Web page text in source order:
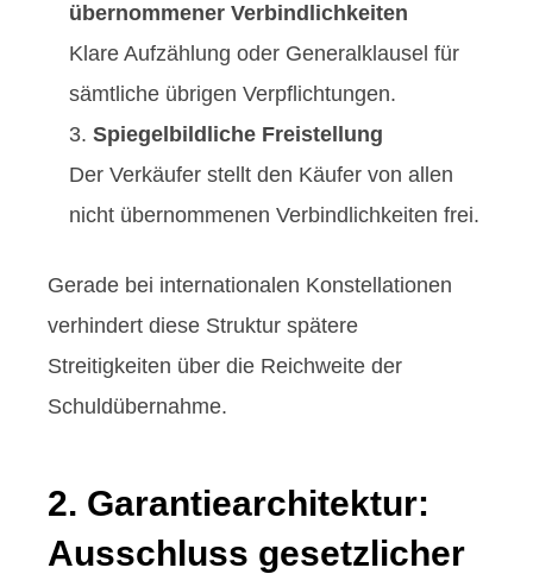
übernommener Verbindlichkeiten
Klare Aufzählung oder Generalklausel für
sämtliche übrigen Verpflichtungen.
Spiegelbildliche Freistellung
Der Verkäufer stellt den Käufer von allen
nicht übernommenen Verbindlichkeiten frei.
Gerade bei internationalen Konstellationen
verhindert diese Struktur spätere
Streitigkeiten über die Reichweite der
Schuldübernahme.
2. Garantiearchitektur:
Ausschluss gesetzlicher